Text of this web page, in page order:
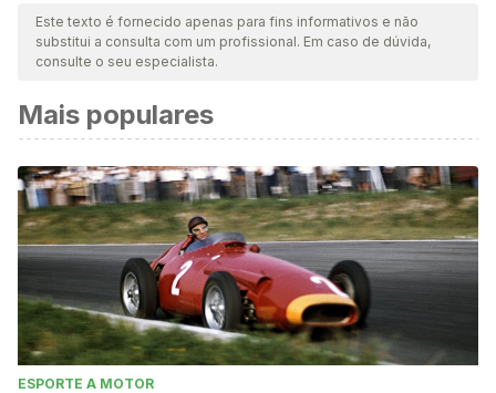
nossa equipe para garantir sua qualidade, confiabilidade,
atualidade e validade. A bibliografia deste artigo foi
cientificamente.
Web oficial Fereración Internacional de Remo. Extraído de:
http://www.worldrowing.com/
Web oficial Fereración Española de Remo. Extraído de:
http://federemo.org/
Este texto é fornecido apenas para fins informativos e não
substitui a consulta com um profissional. Em caso de dúvida,
consulte o seu especialista.
Mais populares
ESPORTE A MOTOR